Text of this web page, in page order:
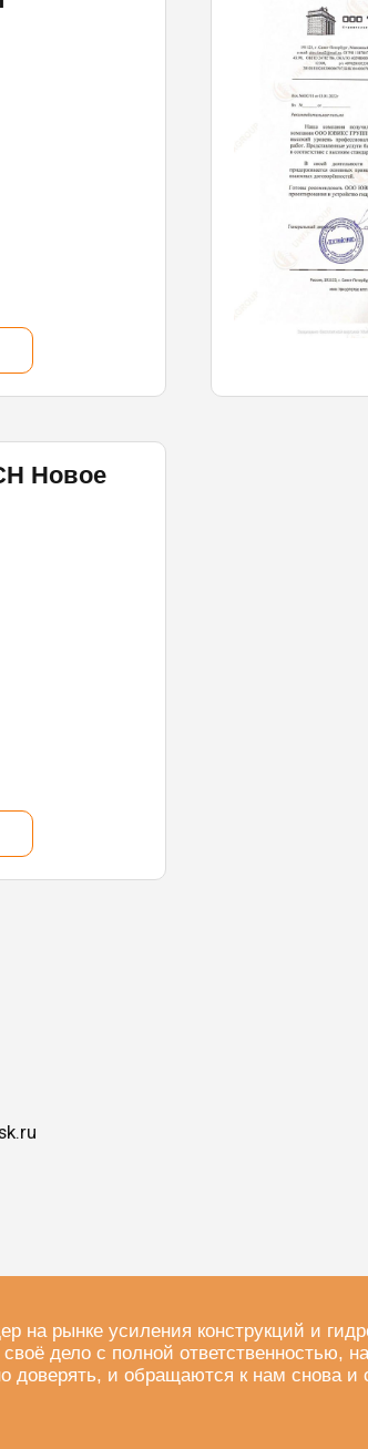
Новое
на рынке усиления конструкций и
дело с полной ответственностью,
доверять, и обращаются к нам снова и